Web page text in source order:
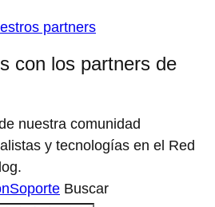
partners
con los partners de
nuestra comunidad
y tecnologías en el Red
Soporte Buscar